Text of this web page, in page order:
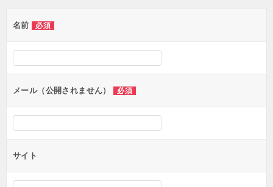
ー
シ
ン
名前 必須
メール（公開されません） 必須
サイト